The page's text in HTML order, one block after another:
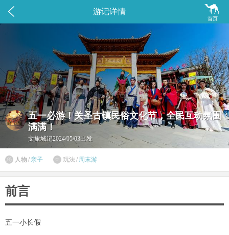
 
首页
游记详情
五一必游！关圣古镇民俗文化节，全民互动氛围
满满！
文旅城记2024/05/03出发
 人物 /亲子  玩法 / 周末游
前言
五一小长假